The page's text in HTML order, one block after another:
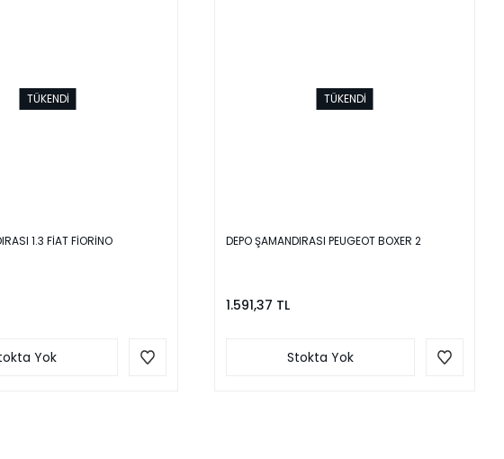
TÜKENDİ
1.3 FİAT FİORİNO
Yok
TÜKENDİ
DEPO ŞAMANDIRASI PEUGEOT BOXER 2
1.591,37 TL
Stokta Yok